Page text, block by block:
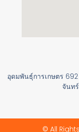
อุดมพันธุ์การเกษตร
จันท
© All